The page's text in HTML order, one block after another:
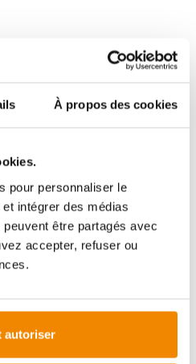
À propos des cookies
pour personnaliser le
intégrer des médias
être partagés avec
accepter, refuser ou
autoriser